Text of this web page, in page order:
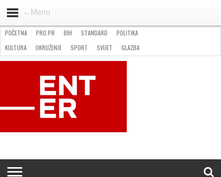
←Menu
STANDARD
GOSPODARSTVO
OKRUŽENJE
POČETNA PRO.PR BIH STANDARD
POLITIKA
KULTURA
OKRUŽENJE SPORT SVIJET
GLAZBA
NATJEČAJI
FILMING LOCATION IN BH KONTAKT